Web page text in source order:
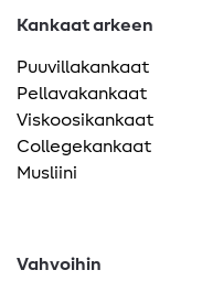
Kankaat arkeen
Puuvillakankaat
Pellavakankaat
Viskoosikankaat
Collegekankaat
Musliini
Vahvoihin